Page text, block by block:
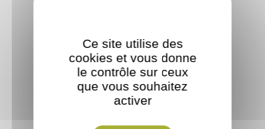
Ce site utilise des
cookies et vous donne
le contrôle sur ceux
que vous souhaitez
activer